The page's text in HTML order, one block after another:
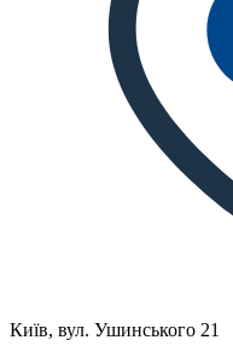
Київ, вул. Ушинського 21